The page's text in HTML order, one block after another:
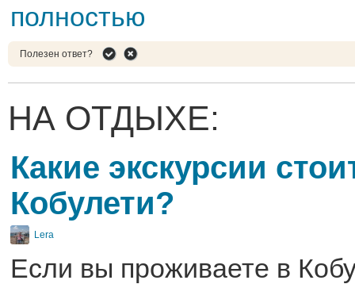
полностью
Полезен ответ?
НА ОТДЫХЕ:
Какие экскурсии
Кобулети?
Lera
Если вы проживаете в